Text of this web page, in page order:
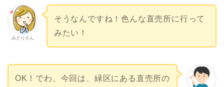
みどりさん
そうなんですね！色んな直売所に行って
みたい！
OK！でわ、今回は、緑区にある直売所の